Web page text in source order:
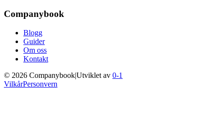
Companybook
Blogg
Guider
Om oss
Kontakt
© 2026 Companybook|Utviklet av 0-1
VilkårPersonvern